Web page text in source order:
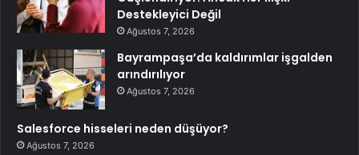
Destekleyici Değil
Ağustos 7, 2026
Bayrampaşa’da kaldırımlar işgalden
arındırılıyor
Ağustos 7, 2026
Salesforce hisseleri neden düşüyor?
Ağustos 7, 2026